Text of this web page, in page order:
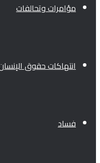
مؤامرات وتحالفات
انتهاكات حقوق الإنسان
فساد